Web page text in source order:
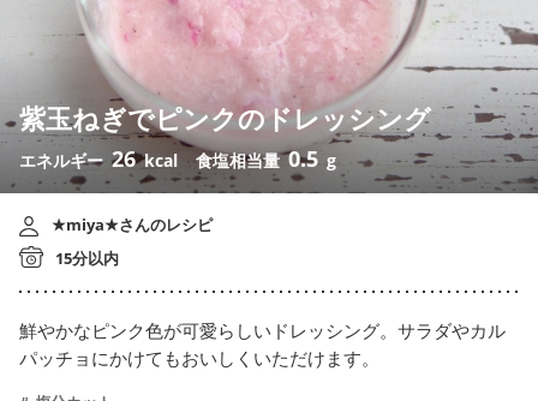
紫玉ねぎでピンクのドレッシング
エネルギー 26 kcal 食塩相当量0.5 g
★miya★さんのレシピ
15分以内
鮮やかなピンク色が可愛らしいドレッシング。サラダやカル
パッチョにかけてもおいしくいただけます。